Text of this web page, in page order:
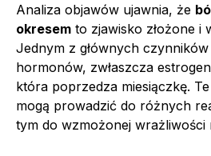
Analiza objawów ujawnia, że
okresem to zjawisko złożone i
Jednym z głównych
hormonów, zwłaszcza
która poprzedza miesiączkę.
mogą prowadzić do różnych
tym do wzmożonej wrażliwości